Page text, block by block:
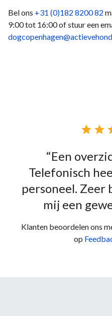
Bel ons +31 (0)182 8200 82
9:00 tot 16:00 of stuur een
 
“Een
Telefonisch
personeel. Zeer
mij een
Klanten beoordelen ons
op